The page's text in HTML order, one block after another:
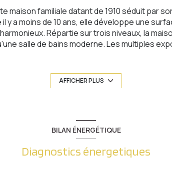
maison familiale datant de 1910 séduit par
y a moins de 10 ans, elle développe une
Répartie sur trois niveaux, la
salle de bains moderne. Les multiples
et d'une atmosphère à la fois chaleureuse et
permet de profiter pleinement des beaux
AFFICHER PLUS
BILAN ÉNERGÉTIQUE
Diagnostics énergetiques